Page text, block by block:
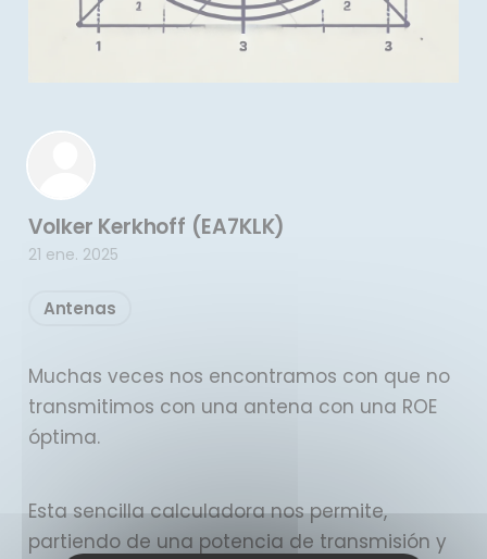
Muchas veces nos encontramos con que no
transmitimos con una antena con una ROE
óptima.
Esta sencilla calculadora nos permite,
partiendo de una potencia de transmisión y
Volker Kerkhoff (EA7KLK)
21 ene. 2025
Antenas